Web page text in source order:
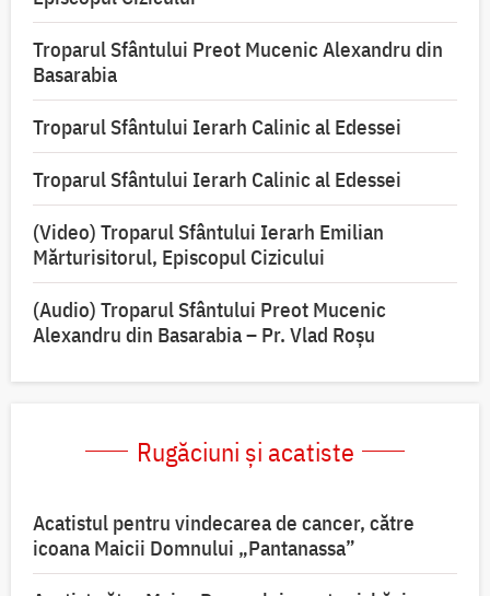
Troparul Sfântului Preot Mucenic Alexandru din
Basarabia
Troparul Sfântului Ierarh Calinic al Edessei
Troparul Sfântului Ierarh Calinic al Edessei
(Video) Troparul Sfântului Ierarh Emilian
Mărturisitorul, Episcopul Cizicului
(Audio) Troparul Sfântului Preot Mucenic
Alexandru din Basarabia – Pr. Vlad Roșu
Rugăciuni și acatiste
Acatistul pentru vindecarea de cancer, către
icoana Maicii Domnului „Pantanassa”